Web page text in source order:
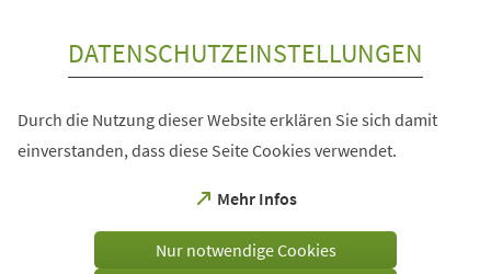
DATENSCHUTZEINSTELLUNGEN
Durch die Nutzung dieser Website erklären Sie sich damit
einverstanden, dass diese Seite Cookies verwendet.
Mehr Infos
(Öffnet
einem
Nur notwendige Cookies